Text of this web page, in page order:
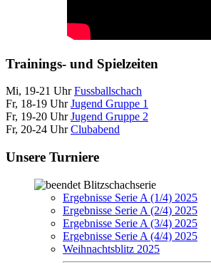
Trainings- und Spielzeiten
Mi, 19-21 UhrFussballschach
Fr, 18-19 UhrJugend Gruppe 1
Fr, 19-20 UhrJugend Gruppe 2
Fr, 20-24 UhrClubabend
Unsere Turniere
Blitzschachserie
Ergebnisse Serie A (1/4) 2025
Ergebnisse Serie A (2/4) 2025
Ergebnisse Serie A (3/4) 2025
Ergebnisse Serie A (4/4) 2025
Weihnachtsblitz 2025